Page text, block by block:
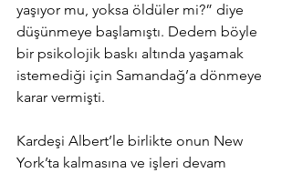
yaşıyor mu, yoksa öldüler mi?” diye
düşünmeye başlamıştı. Dedem böyle
bir psikolojik baskı altında yaşamak
istemediği için Samandağ’a dönmeye
karar vermişti.
Kardeşi Albert’le birlikte onun New
York’ta kalmasına ve işleri devam